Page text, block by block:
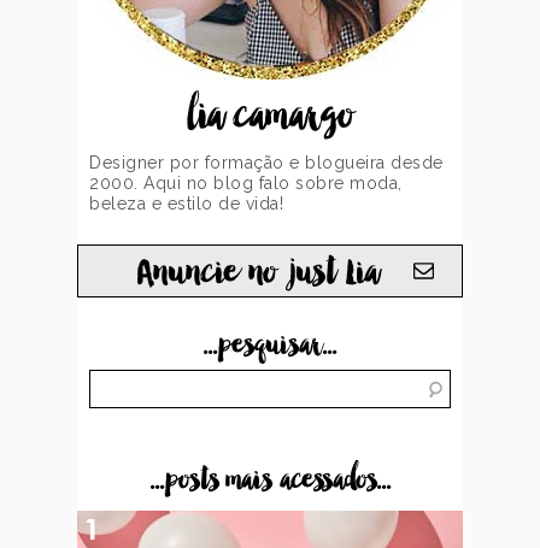
lia camargo
Designer por formação e blogueira desde
2000. Aqui no blog falo sobre moda,
beleza e estilo de vida!
Anuncie no just Lia
...pesquisar...
...posts mais acessados...
1